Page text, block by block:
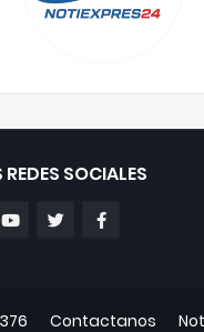
SOCIALES
Contactanos